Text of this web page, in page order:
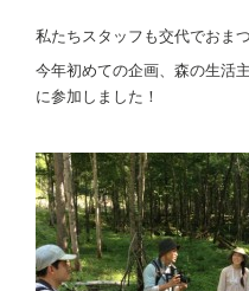
私たちスタッフも交代でおまつ
今年初めての企画、森の生活
に参加しました！